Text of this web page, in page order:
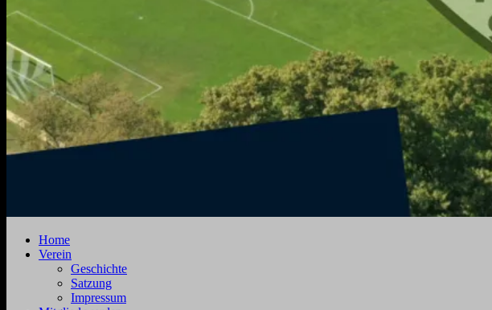
Zehdenick
Jahnstraße
Zehdenick
Home
Verein
Geschichte
Satzung
Impressum